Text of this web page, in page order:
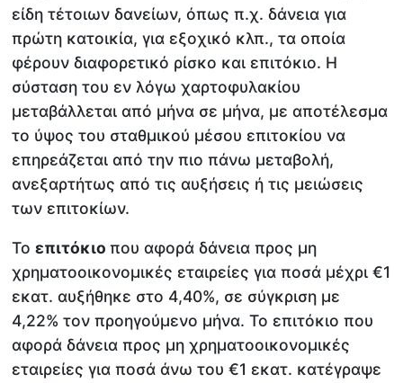
είδη τέτοιων δανείων, όπως π.χ. δάνεια για
πρώτη κατοικία, για εξοχικό κλπ., τα οποία
φέρουν διαφορετικό ρίσκο και επιτόκιο. Η
σύσταση του εν λόγω χαρτοφυλακίου
μεταβάλλεται από μήνα σε μήνα, με αποτέλεσμα
το ύψος του σταθμικού μέσου επιτοκίου να
επηρεάζεται από την πιο πάνω μεταβολή,
ανεξαρτήτως από τις αυξήσεις ή τις μειώσεις
των επιτοκίων.
Τοεπιτόκιοπου αφορά δάνεια προς μη
χρηματοοικονομικές εταιρείες για ποσά μέχρι €1
εκατ. αυξήθηκε στο 4,40%, σε σύγκριση με
4,22% τον προηγούμενο μήνα. Το επιτόκιο που
αφορά δάνεια προς μη χρηματοοικονομικές
εταιρείες για ποσά άνω του €1 εκατ. κατέγραψε